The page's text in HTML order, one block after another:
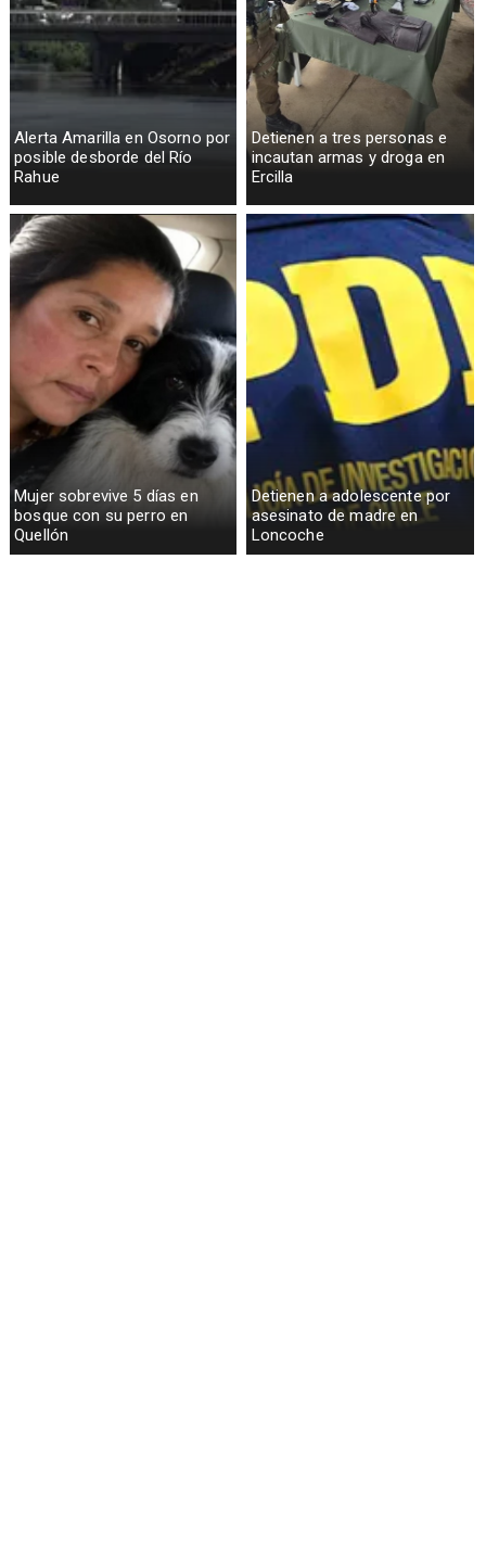
Alerta Amarilla en Osorno por
posible desborde del Río
Rahue
Detienen a tres personas e
incautan armas y droga en
Ercilla
Mujer sobrevive 5 días en
bosque con su perro en
Quellón
Detienen a adolescente por
asesinato de madre en
Loncoche